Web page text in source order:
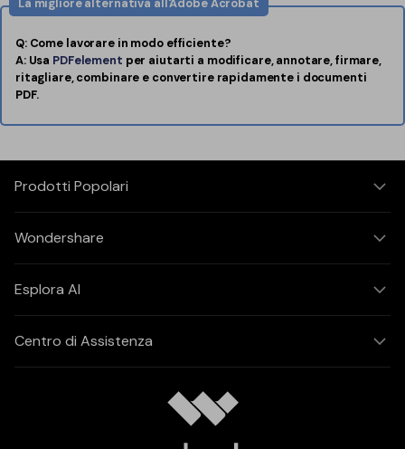
Q: Come lavorare in modo efficiente?
A: Usa PDFelement per aiutarti a modificare, annotare, firmare,
ritagliare, combinare e convertire rapidamente i documenti
PDF.
Prodotti Popolari
Wondershare
Esplora AI
Centro di Assistenza